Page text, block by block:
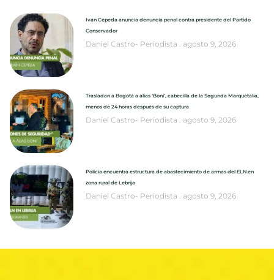
Iván Cepeda anuncia denuncia penal contra presidente del Partido
Conservador
Daniel Castro- Periodista agosto 9, 2026
Trasladan a Bogotá a alias ‘Boni’, cabecilla de la Segunda Marquetalia,
menos de 24 horas después de su captura
Daniel Castro- Periodista agosto 9, 2026
Policía encuentra estructura de abastecimiento de armas del ELN en
zona rural de Lebrija
Daniel Castro- Periodista agosto 9, 2026